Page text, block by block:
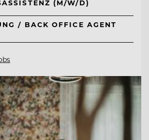
(M/W/D)
/ BACK OFFICE AGENT